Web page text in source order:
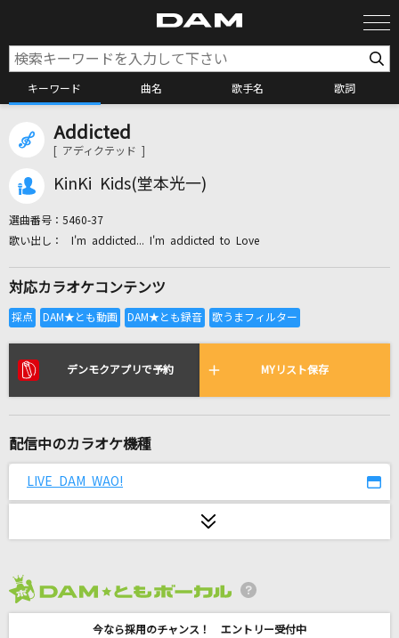
キーワード 曲名 歌手名 歌詞
カラオケ店舗検索
全国りれき
リアルタイムで歌われている曲の一覧
Kind of love
[生音]Missing
シェリル・ノーム starring May'n
Addicted
[ アディクテッド ]
KinKi Kids(堂本光一)
選曲番号： 5460-37
I'm addicted... I'm addicted to Love
対応カラオケコンテンツ
デンモクアプリで予約 MYリスト保存
配信中のカラオケ機種
LIVE DAM WAO!
今なら採用のチャンス！ エントリー受付中